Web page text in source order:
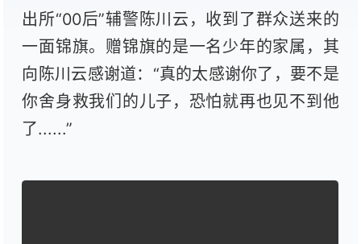
出所“00后”辅警陈川云，收到了群众送来的
一面锦旗。赠锦旗的是一名少年的家属，其
向陈川云感谢道：“真的太感谢你了，要不是
你舍身救我们的儿子，恐怕就再也见不到他
了......”